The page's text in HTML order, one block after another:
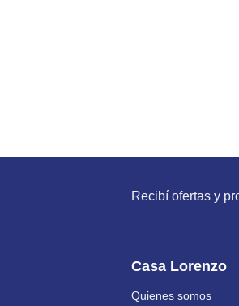
Recibí ofertas y
Casa Lorenzo
Quienes somos